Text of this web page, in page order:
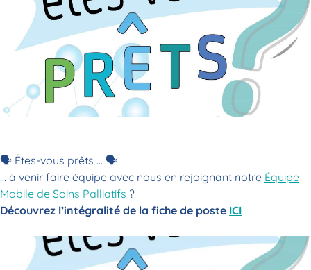
🗣 Êtes-vous prêts … 🗣
… à venir faire équipe avec nous en rejoignant notre Équipe
Mobile de Soins Palliatifs ?
Découvrez l’intégralité de la fiche de poste ICI